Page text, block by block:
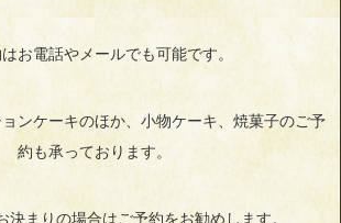
お電話やメールでも可能です。
ンケーキのほか、小物ケーキ、焼菓子のご予
約も承っております。
決まりの場合はご予約をお勧めします。